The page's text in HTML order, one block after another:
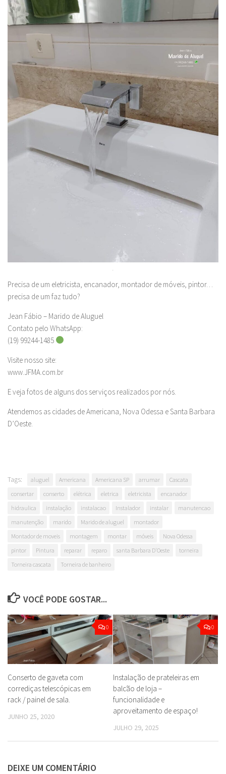
Precisa de um eletricista, encanador, montador de móveis, pintor…
precisa de um faz tudo?
Jean Fábio – Marido de Aluguel
Contato pelo WhatsApp:
(19) 99244-1485
Visite nosso site:
www.JFMA.com.br
E veja fotos de alguns dos serviços realizados por nós.
Atendemos as cidades de Americana, Nova Odessa e Santa Barbara
D’Oeste.
Tags: aluguel Americana Americana SP arrumar
Cascata
consertar
conserto elétrica eletrica eletricista
encanador
hidraulica
instalação instalacao Instalador instalar
manutencao
manutenção
marido Marido de aluguel
montador
Montador de moveis
montagem montar móveis
Nova Odessa
pintor
Pintura reparar reparo santa Barbara D'Oeste
torneira
Torneira cascata
Torneira de banheiro
VOCÊ PODE GOSTAR...
0
Conserto de gaveta com
corrediças telescópicas em
rack / painel de sala.
JUNHO 25, 2020
0
Instalação de prateleiras em
balcão de loja –
funcionalidade e
aproveitamento de espaço!
JULHO 29, 2025
DEIXE UM COMENTÁRIO